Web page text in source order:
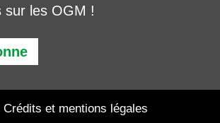
sur les OGM !
Crédits et mentions légales